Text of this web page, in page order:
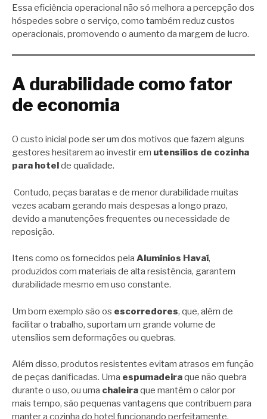
Essa eficiência operacional não só melhora a percepção dos
hóspedes sobre o serviço, como também reduz custos
operacionais, promovendo o aumento da margem de lucro.
A durabilidade como fator
de economia
O custo inicial pode ser um dos motivos que fazem alguns
gestores hesitarem ao investir em utensílios de cozinha
para hotelde qualidade.
Contudo, peças baratas e de menor durabilidade muitas
vezes acabam gerando mais despesas a longo prazo,
devido a manutenções frequentes ou necessidade de
reposição.
Itens como os fornecidos pela Alumínios Havaí,
produzidos com materiais de alta resistência, garantem
durabilidade mesmo em uso constante.
Um bom exemplo são os escorredores, que, além de
facilitar o trabalho, suportam um grande volume de
utensílios sem deformações ou quebras.
Além disso, produtos resistentes evitam atrasos em função
de peças danificadas. Uma espumadeiraque não quebra
durante o uso, ou uma chaleiraque mantém o calor por
mais tempo, são pequenas vantagens que contribuem para
manter a cozinha do hotel funcionando perfeitamente.